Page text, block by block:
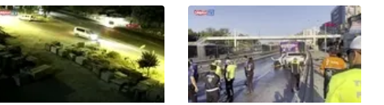
yer alan panel vasıtasıyla belirleyebilirsiniz. Çerezlere ilişkin
Metnimiziziyaret edebilirsiniz.
Kanunu uyarınca hazırlanmış Aydınlatma Metnimizi
çerezlerle ilgili bilgi almak için lütfentıklayınız.